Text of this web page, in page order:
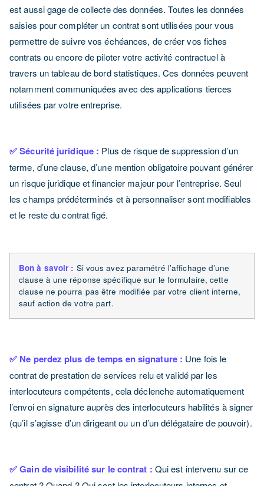
est aussi gage de collecte des données. Toutes les données
saisies pour compléter un contrat sont utilisées pour vous
permettre de suivre vos échéances, de créer vos fiches
contrats ou encore de piloter votre activité contractuel à
travers un tableau de bord statistiques. Ces données peuvent
notamment communiquées avec des applications tierces
utilisées par votre entreprise.
✅ Sécurité juridique : Plus de risque de suppression d’un
terme, d’une clause, d’une mention obligatoire pouvant générer
un risque juridique et financier majeur pour l’entreprise. Seul
les champs prédéterminés et à personnaliser sont modifiables
et le reste du contrat figé.
Bon à savoir : Si vous avez paramétré l’affichage d’une
clause à une réponse spécifique sur le formulaire, cette
clause ne pourra pas être modifiée par votre client interne,
sauf action de votre part.
✅ Ne perdez plus de temps en signature : Une fois le
contrat de prestation de services relu et validé par les
interlocuteurs compétents, cela déclenche automatiquement
l’envoi en signature auprès des interlocuteurs habilités à signer
(qu’il s’agisse d’un dirigeant ou un d’un délégataire de pouvoir).
✅ Gain de visibilité sur le contrat : Qui est intervenu sur ce